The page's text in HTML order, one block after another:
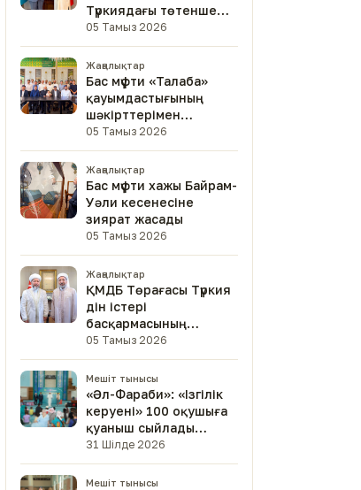
Түркиядағы төтенше
және өкілетті
елшісімен кездесті
05 Тамыз 2026
Жаңалықтар
Бас мүфти «Талаба»
қауымдастығының
шәкірттерімен
кездесті
05 Тамыз 2026
Жаңалықтар
Бас мүфти хажы Байрам-
Уәли кесенесіне
зиярат жасады
05 Тамыз 2026
Жаңалықтар
ҚМДБ Төрағасы Түркия
дін істері
басқармасының
төрағасымен кездесті
05 Тамыз 2026
Мешіт тынысы
«Әл-Фараби»: «Ізгілік
керуені» 100 оқушыға
қуаныш сыйлады
(фото)
31 Шілде 2026
Мешіт тынысы